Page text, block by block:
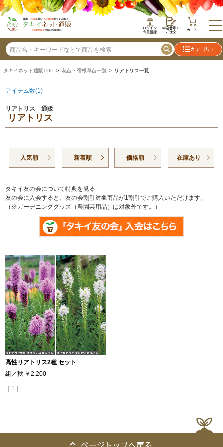
ログイン
会員登録
申込番号で
ご注文 カート
カテゴリ
タキイネット通販TOP > 花苗・宿根草苗一覧 > リアトリス一覧
アイテム数(1)
リアトリス 通販
リアトリス
人気順 新着順 価格順 在庫あり
タキイ友の会について特典を見る
友の会に入会すると、友の会割引対象商品が1割引でご購入いただけます。
（※ガーデニンググッズ（農園芸用品）は対象外です。）
高性リアトリス2種 セット
組／秋 ￥2,200
｜1｜
ページトップへ戻る